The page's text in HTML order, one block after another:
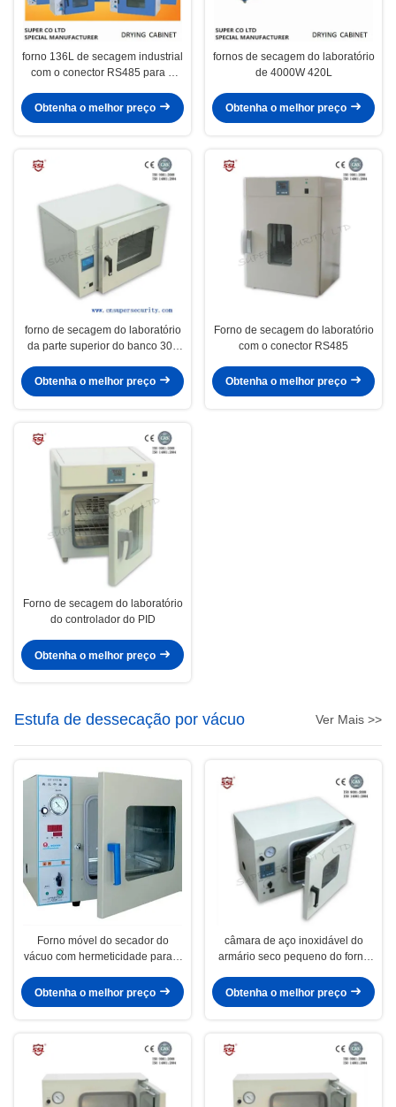
forno 136L de secagem industrial
com o conector RS485 para a
Obtenha o melhor preço
fornos de secagem do laboratório
de 4000W 420L
Obtenha o melhor preço
forno de secagem do laboratório
da parte superior do banco 30L
bioquímica, uso industrial
Obtenha o melhor preço
Forno de secagem do laboratório
com o conector RS485
Obtenha o melhor preço
Forno de secagem do laboratório
do controlador do PID
Obtenha o melhor preço
Estufa de dessecação por vácuo Ver Mais >>
Forno móvel do secador do
vácuo com hermeticidade para o
Obtenha o melhor preço
câmara de aço inoxidável do
armário seco pequeno do forno
Thermo-Sensível
Obtenha o melhor preço